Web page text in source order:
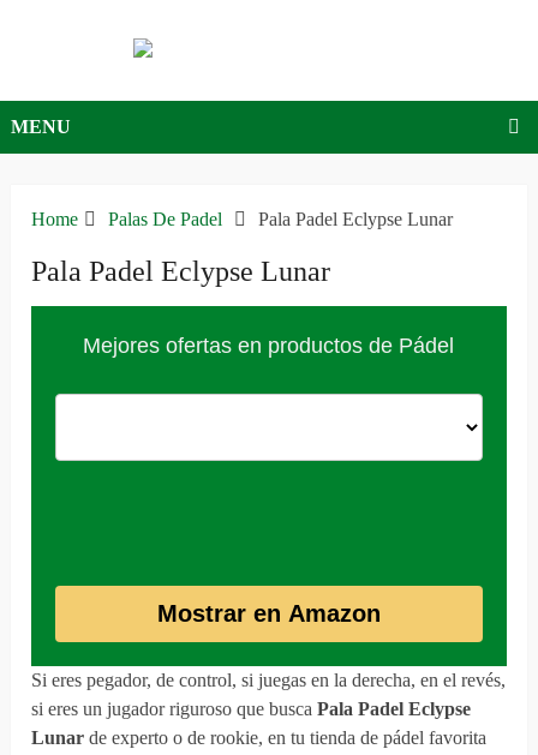
MENU
Home Palas De Padel Pala Padel Eclypse Lunar
Pala Padel Eclypse Lunar
Mejores ofertas en productos de Pádel
Mostrar en Amazon
Si eres pegador, de control, si juegas en la derecha, en el revés,
si eres un jugador riguroso que buscaPala Padel Eclypse
Lunar de experto o de rookie, en tu tienda de pádel favorita